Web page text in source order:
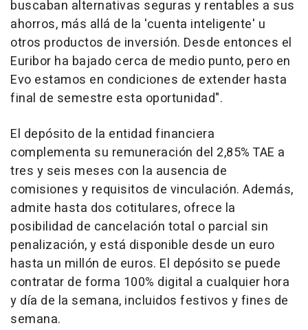
buscaban alternativas seguras y rentables a sus
ahorros, más allá de la 'cuenta inteligente' u
otros productos de inversión. Desde entonces el
Euribor ha bajado cerca de medio punto, pero en
Evo estamos en condiciones de extender hasta
final de semestre esta oportunidad".
El depósito de la entidad financiera
complementa su remuneración del 2,85% TAE a
tres y seis meses con la ausencia de
comisiones y requisitos de vinculación. Además,
admite hasta dos cotitulares, ofrece la
posibilidad de cancelación total o parcial sin
penalización, y está disponible desde un euro
hasta un millón de euros. El depósito se puede
contratar de forma 100% digital a cualquier hora
y día de la semana, incluidos festivos y fines de
semana.